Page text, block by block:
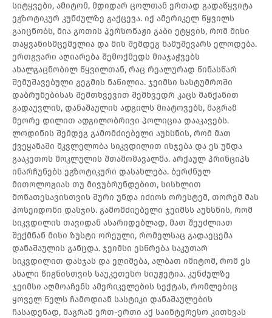
სიტყვები, ამიტომ, მდიდარ ცოლთან ერთად გადაწყვიტა
ეგზოტიკურ კუნძულზე გაქცევა. იქ ამერიკელ წყვილს
გაიცნობს, მია გოთის პერსონაჟი გაბი ეტყვის, რომ მისი
თაყვანისმცემელია და მის შემდეგ ნამუშევარს ელოდება.
ერთგვარი აღიარება შემოქმედს მიაჯაჭვებს
ახალგაცნობილ წყვილთან, რაც რეალურად წინასწარ
შემუშავებული გეგმის ნაწილია. ჯეიმსი სასტუმროში
დაბრუნებისას შემთხვევით შემხვედრ კაცს მანქანით
გადაუვლის, დანაშაულის ადგილს მიატოვებს, მაგრამ
მეორე დილით ადგილობრივი პოლიცია დააკავებს.
ლოდინის შემდეგ გამომძიებელი აუხსნის, რომ მათ
ქვეყანაში მკვლელობა სიკვდილით ისჯება და ეს უნდა
გააკეთოს მოკლულის შთამომავალმა. არქაულ პრინციპს
ინარჩუნებს ეგზოტიკური დასახლება. ბერძნულ
მითოლოგიას თუ მივუბრუნდებით, სისხლით
მონათესავისთვის შური უნდა იძიოს ორესტემ, თორემ მას
პოსეიდონი დასჯის. გამომძიებელი ჯეიმსს აუხსნის, რომ
სიკვდილის თავიდან ასარიდებლად, მათ შეუძლიათ
შექმნან მისი ზუსტი ორეული, რომელსაც გადაეცემა
დანაშაულის განცდა. ჯეიმსი ესწრება საკუთარ
სიკვდილით დასჯას და ეღიმება, ალბათ იმიტომ, რომ ეს
ახალი წიგნისთვის საუკეთესო სიუჟეტია. კუნძულზე
ჯეიმსი აღმოაჩენს ამერიკელების სექტას, რომლებიც
ყოველ წელს ჩამოდიან სასტიკი დანაშაულების
ჩასადენად, მაგრამ ერთ-ერთი აქ საინტერესო კითხვას